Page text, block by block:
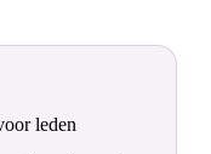
leden